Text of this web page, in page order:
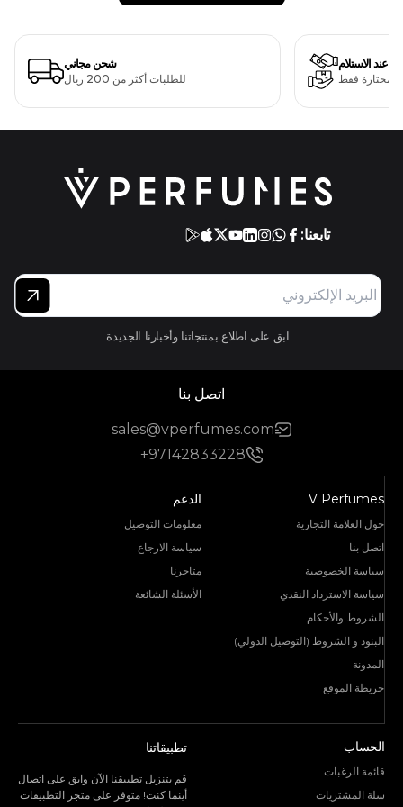
شحن مجاني
للطلبات أكثر من 200 ريال
عند الاستلام
مختارة فقط
تابعنا:
ابق على اطلاع بمنتجاتنا وأخبارنا الجديدة
اتصل بنا
sales@vperfumes.com
+97142833228
V Perfumes
حول العلامة التجارية
اتصل بنا
سياسة الخصوصية
سياسة الاسترداد النقدي
الشروط والأحكام
البنود و الشروط (التوصيل الدولي)
المدونة
خريطة الموقع
الدعم
معلومات التوصيل
سياسة الارجاع
متاجرنا
الأسئلة الشائعة
الحساب
قائمة الرغبات
سلة المشتريات
تطبيقاتنا
قم بتنزيل تطبيقنا الآن وابق على اتصال
أينما كنت! متوفر على متجر التطبيقات